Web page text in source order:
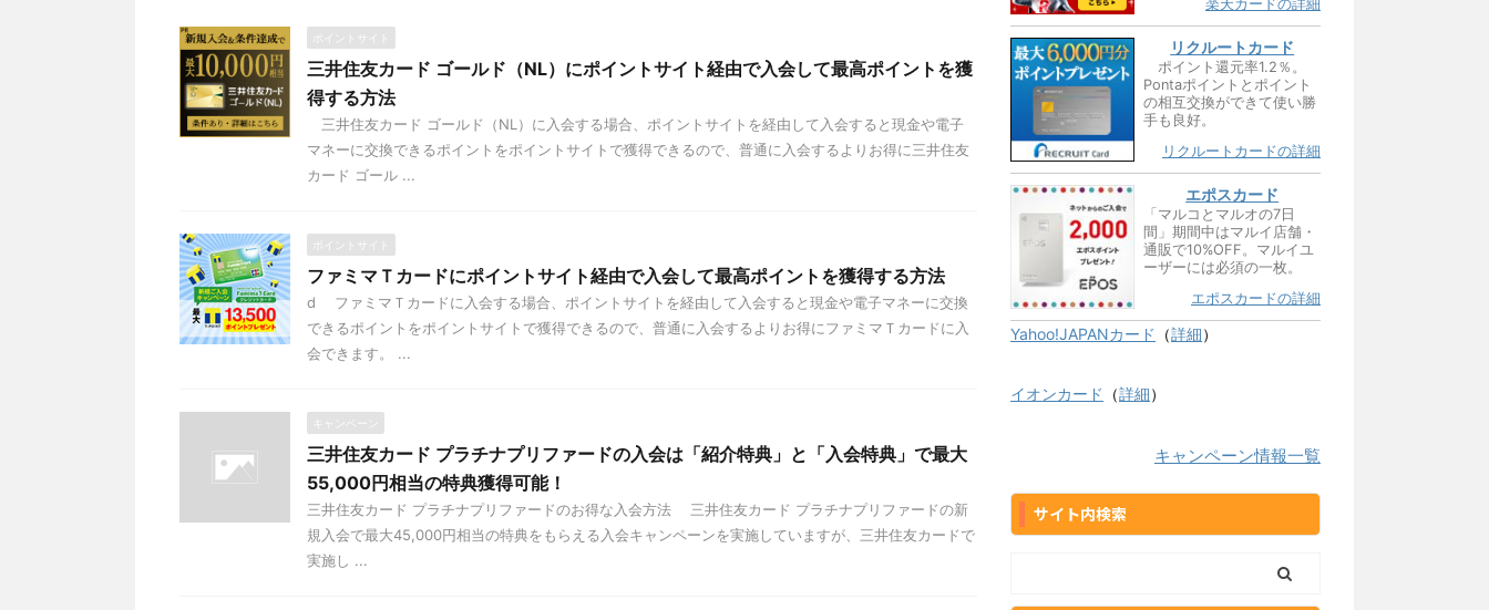
ポイントサイト
三井住友カード ゴールド（NL）にポイントサイト経由で入会して最高ポイントを獲
得する方法
三井住友カード ゴールド（NL）に入会する場合、ポイントサイトを経由して入会すると現金や電子
マネーに交換できるポイントをポイントサイトで獲得できるので、普通に入会するよりお得に三井住友
カード ゴール ...
ポイントサイト
ファミマＴカードにポイントサイト経由で入会して最高ポイントを獲得する方法
d ファミマＴカードに入会する場合、ポイントサイトを経由して入会すると現金や電子マネーに交換
できるポイントをポイントサイトで獲得できるので、普通に入会するよりお得にファミマＴカードに入
会できます。 ...
キャンペーン
三井住友カード プラチナプリファードの入会は「紹介特典」と「入会特典」で最大
55,000円相当の特典獲得可能！
三井住友カード プラチナプリファードのお得な入会方法 三井住友カード プラチナプリファードの新
規入会で最大45,000円相当の特典をもらえる入会キャンペーンを実施していますが、三井住友カードで
実施し ...
楽天カードの詳細
リクルートカード
ポイント還元率1.2％。
Pontaポイントとポイント
の相互交換ができて使い勝
手も良好。
リクルートカードの詳細
エポスカード
「マルコとマルオの7日
間」期間中はマルイ店舗・
通販で10%OFF。マルイユ
ーザーには必須の一枚。
エポスカードの詳細
Yahoo!JAPANカード （詳細）
イオンカード （詳細）
キャンペーン情報一覧
サイト内検索